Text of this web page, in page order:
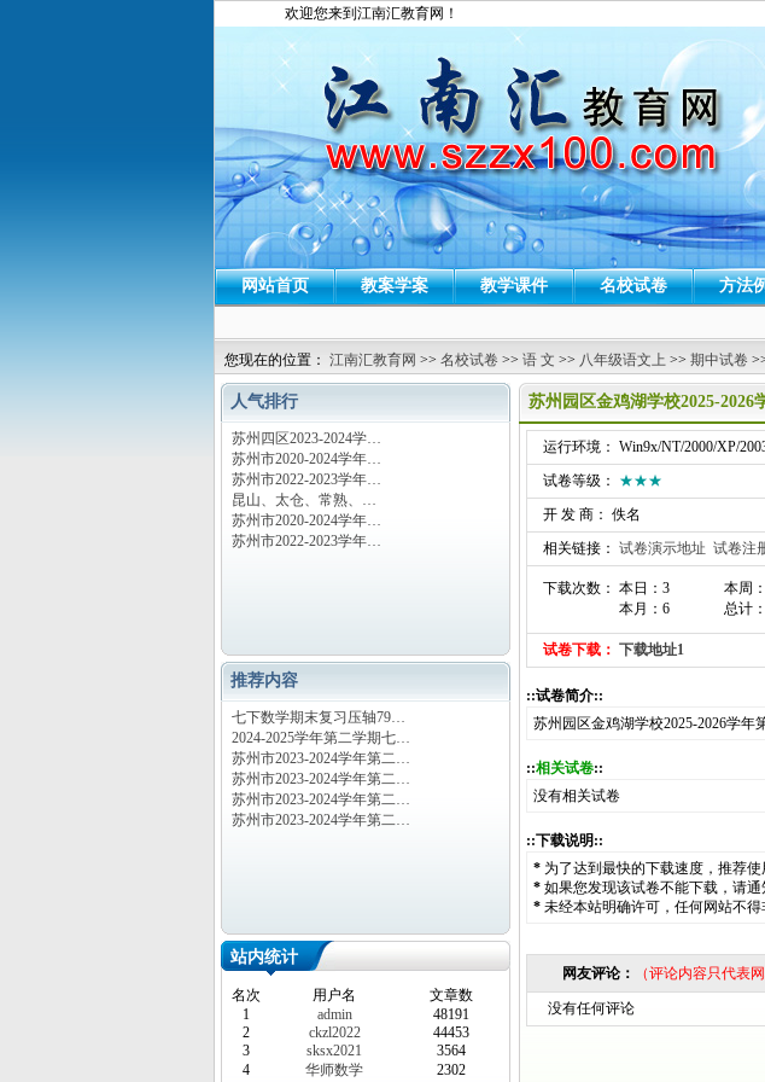
欢迎您来到江南汇教育网！
网站首页 教案学案 教学课件 名校试卷 方法
您现在的位置： 江南汇教育网 >> 名校试卷 >> 语 文 >> 八年级语文上 >> 期中试卷
人气排行
苏州四区2023-2024学…
苏州市2020-2024学年…
苏州市2022-2023学年…
昆山、太仓、常熟、…
苏州市2020-2024学年…
苏州市2022-2023学年…
推荐内容
七下数学期末复习压轴79…
2024-2025学年第二学期七…
苏州市2023-2024学年第二…
苏州市2023-2024学年第二…
苏州市2023-2024学年第二…
苏州市2023-2024学年第二…
站内统计
名次 用户名
文章数
1
admin
48191
2
ckzl2022
44453
3
sksx2021
3564
4
华师数学
2302
苏州园区金鸡湖学校2025-2026
运行环境： Win9x/NT/2000/XP/
试卷等级： ★★★
开 发 商： 佚名
相关链接： 试卷演示地址 试卷注
下载次数： 本日：3
本月：6
本周
总计
试卷下载： 下载地址1
::试卷简介::
苏州园区金鸡湖学校2025-2026学年
::相关试卷::
没有相关试卷
::下载说明::
* 为了达到最快的下载速度，推荐使
* 如果您发现该试卷不能下载，请通
* 未经本站明确许可，任何网站不
网友评论： （评论内容只代表
没有任何评论